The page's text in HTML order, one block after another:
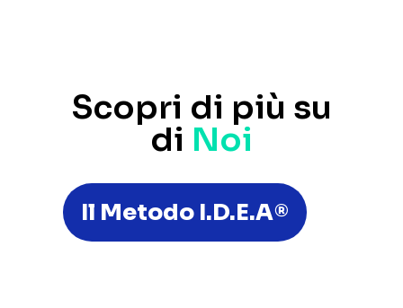
Scopri di più su
di Noi
Il Metodo I.D.E.A®